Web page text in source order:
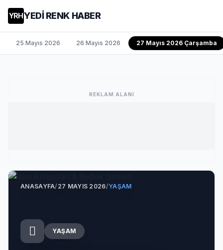
YRHYEDİ RENK HABER
25 Mayıs 2026 26 Mayıs 2026 27 Mayıs 2026 Çarşamba
REKLAM ALANI
ANASAYFA/27 MAYIS 2026/YAŞAM
YAŞAM